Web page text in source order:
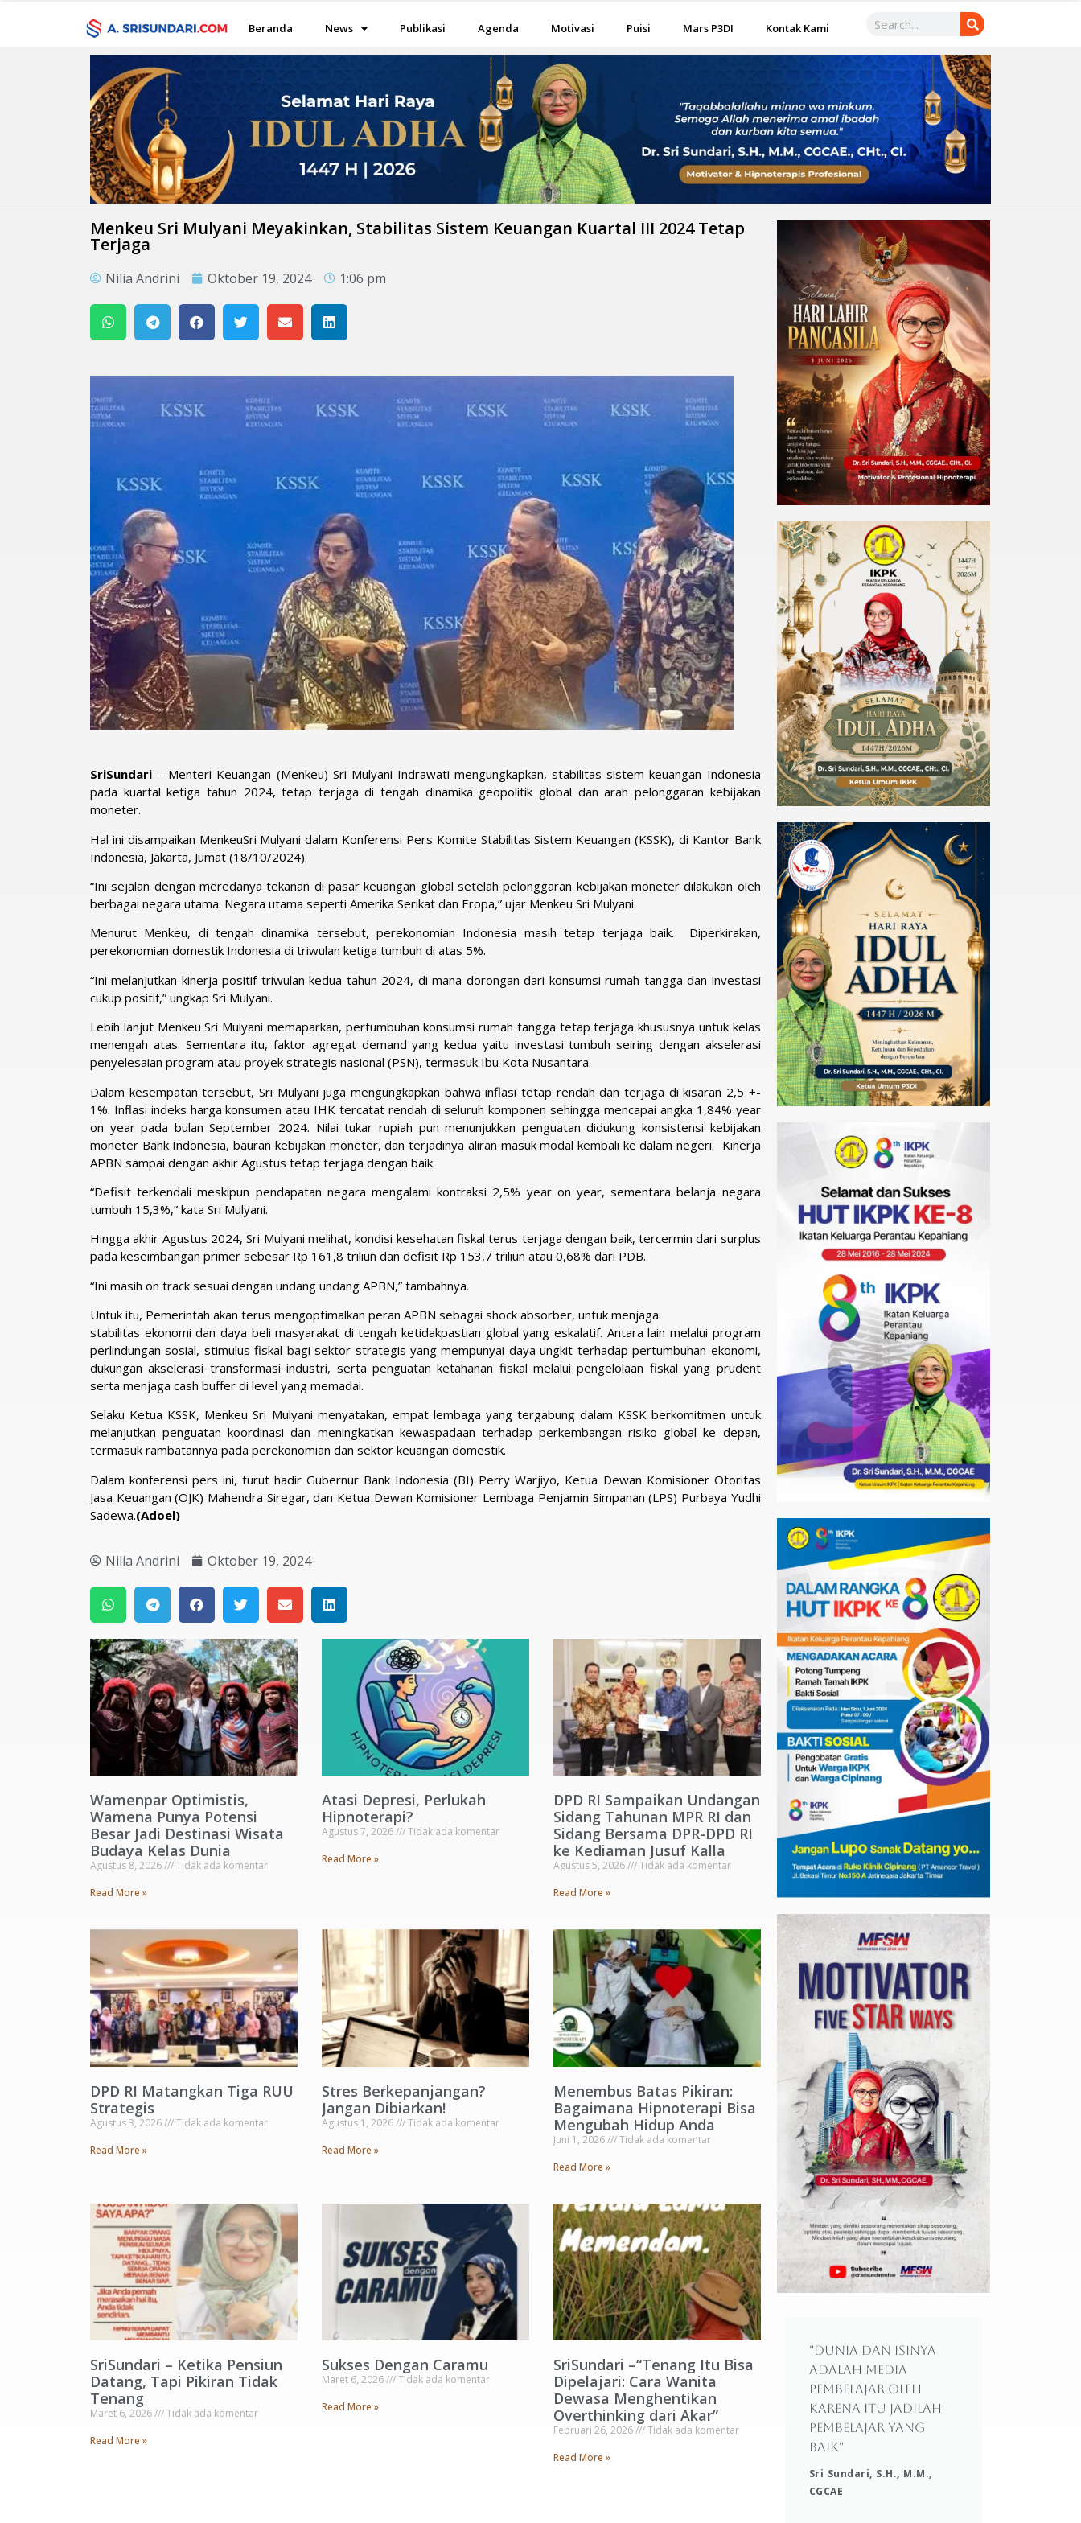
Beranda News Publikasi Agenda Motivasi Puisi Mars P3DI Kontak Kami
Menkeu Sri Mulyani Meyakinkan, Stabilitas Sistem Keuangan Kuartal III 2024 Tetap
Terjaga
Nilia Andrini Oktober 19, 2024 1:06 pm
SriSundari – Menteri Keuangan (Menkeu) Sri Mulyani Indrawati mengungkapkan, stabilitas sistem keuangan Indonesia
pada kuartal ketiga tahun 2024, tetap terjaga di tengah dinamika geopolitik global dan arah pelonggaran kebijakan
moneter.
Hal ini disampaikan MenkeuSri Mulyani dalam Konferensi Pers Komite Stabilitas Sistem Keuangan (KSSK), di Kantor Bank
Indonesia, Jakarta, Jumat (18/10/2024).
“Ini sejalan dengan meredanya tekanan di pasar keuangan global setelah pelonggaran kebijakan moneter dilakukan oleh
berbagai negara utama. Negara utama seperti Amerika Serikat dan Eropa,” ujar Menkeu Sri Mulyani.
Menurut Menkeu, di tengah dinamika tersebut, perekonomian Indonesia masih tetap terjaga baik. Diperkirakan,
perekonomian domestik Indonesia di triwulan ketiga tumbuh di atas 5%.
“Ini melanjutkan kinerja positif triwulan kedua tahun 2024, di mana dorongan dari konsumsi rumah tangga dan investasi
cukup positif,” ungkap Sri Mulyani.
Lebih lanjut Menkeu Sri Mulyani memaparkan, pertumbuhan konsumsi rumah tangga tetap terjaga khususnya untuk kelas
menengah atas. Sementara itu, faktor agregat demand yang kedua yaitu investasi tumbuh seiring dengan akselerasi
penyelesaian program atau proyek strategis nasional (PSN), termasuk Ibu Kota Nusantara.
Dalam kesempatan tersebut, Sri Mulyani juga mengungkapkan bahwa inflasi tetap rendah dan terjaga di kisaran 2,5 +-
1%. Inflasi indeks harga konsumen atau IHK tercatat rendah di seluruh komponen sehingga mencapai angka 1,84% year
on year pada bulan September 2024. Nilai tukar rupiah pun menunjukkan penguatan didukung konsistensi kebijakan
moneter Bank Indonesia, bauran kebijakan moneter, dan terjadinya aliran masuk modal kembali ke dalam negeri. Kinerja
APBN sampai dengan akhir Agustus tetap terjaga dengan baik.
“Defisit terkendali meskipun pendapatan negara mengalami kontraksi 2,5% year on year, sementara belanja negara
tumbuh 15,3%,” kata Sri Mulyani.
Hingga akhir Agustus 2024, Sri Mulyani melihat, kondisi kesehatan fiskal terus terjaga dengan baik, tercermin dari surplus
pada keseimbangan primer sebesar Rp 161,8 triliun dan defisit Rp 153,7 triliun atau 0,68% dari PDB.
“Ini masih on track sesuai dengan undang undang APBN,” tambahnya.
Untuk itu, Pemerintah akan terus mengoptimalkan peran APBN sebagai shock absorber, untuk menjaga
stabilitas ekonomi dan daya beli masyarakat di tengah ketidakpastian global yang eskalatif. Antara lain melalui program
perlindungan sosial, stimulus fiskal bagi sektor strategis yang mempunyai daya ungkit terhadap pertumbuhan ekonomi,
dukungan akselerasi transformasi industri, serta penguatan ketahanan fiskal melalui pengelolaan fiskal yang prudent
serta menjaga cash buffer di level yang memadai.
Selaku Ketua KSSK, Menkeu Sri Mulyani menyatakan, empat lembaga yang tergabung dalam KSSK berkomitmen untuk
melanjutkan penguatan koordinasi dan meningkatkan kewaspadaan terhadap perkembangan risiko global ke depan,
termasuk rambatannya pada perekonomian dan sektor keuangan domestik.
Dalam konferensi pers ini, turut hadir Gubernur Bank Indonesia (BI) Perry Warjiyo, Ketua Dewan Komisioner Otoritas
Jasa Keuangan (OJK) Mahendra Siregar, dan Ketua Dewan Komisioner Lembaga Penjamin Simpanan (LPS) Purbaya Yudhi
Sadewa.(Adoel)
Nilia Andrini Oktober 19, 2024
Wamenpar Optimistis,
Wamena Punya Potensi
Besar Jadi Destinasi Wisata
Budaya Kelas Dunia
Agustus 8, 2026
Tidak ada komentar
Read More »
Atasi Depresi, Perlukah
Hipnoterapi?
Agustus 7, 2026
Tidak ada komentar
Read More »
DPD RI Sampaikan Undangan
Sidang Tahunan MPR RI dan
Sidang Bersama DPR-DPD RI
ke Kediaman Jusuf Kalla
Agustus 5, 2026
Tidak ada komentar
Read More »
DPD RI Matangkan Tiga RUU
Strategis
Agustus 3, 2026
Tidak ada komentar
Read More »
Stres Berkepanjangan?
Jangan Dibiarkan!
Agustus 1, 2026
Tidak ada komentar
Read More »
Menembus Batas Pikiran:
Bagaimana Hipnoterapi Bisa
Mengubah Hidup Anda
Juni 1, 2026
Tidak ada komentar
Read More »
SriSundari – Ketika Pensiun
Datang, Tapi Pikiran Tidak
Tenang
Maret 6, 2026
Tidak ada komentar
Read More »
Sukses Dengan Caramu
Maret 6, 2026
Tidak ada komentar
Read More »
SriSundari –“Tenang Itu Bisa
Dipelajari: Cara Wanita
Dewasa Menghentikan
Overthinking dari Akar”
Februari 26, 2026
Tidak ada komentar
Read More »
"Dunia dan isinya
adalah media
pembelajar oleh
karena itu jadilah
pembelajar yang
baik"
Sri Sundari, S.H., M.M.,
CGCAE